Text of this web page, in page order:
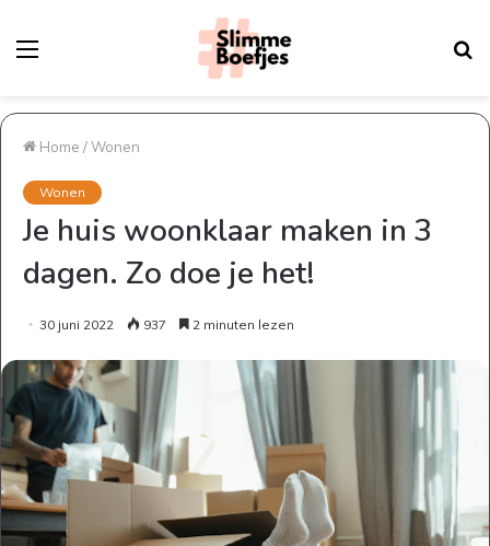
Menu
Home /Wonen
Wonen
Je huis woonklaar maken in 3
dagen. Zo doe je het!
30 juni 2022 937 2 minuten lezen